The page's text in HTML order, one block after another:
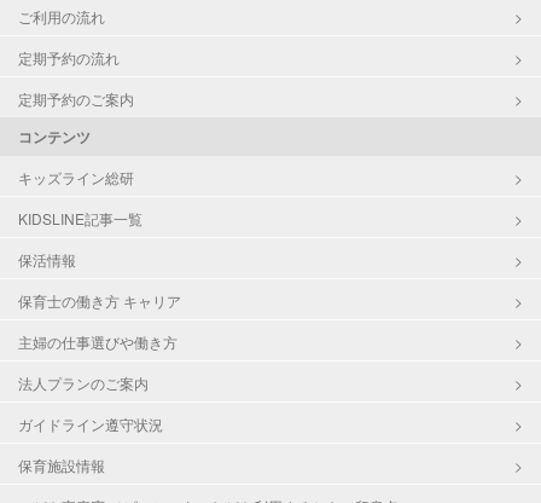
ご利用の流れ
定期予約の流れ
定期予約のご案内
コンテンツ
キッズライン総研
KIDSLINE記事一覧
保活情報
保育士の働き方 キャリア
主婦の仕事選びや働き方
法人プランのご案内
ガイドライン遵守状況
保育施設情報